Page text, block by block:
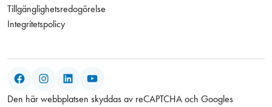
Tillgänglighetsredogörelse
Integritetspolicy
Facebook
Instagram
LinkedIn
Den här webbplatsen skyddas av reCAPTCHA och Googles